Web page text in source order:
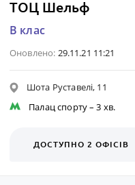
ТОЦ Шельф
B клас
Оновлено: 29.11.21 11:21
Шота Руставелі, 11
Палац спорту– 3 хв.
ДОСТУПНО 2 ОФІСІВ